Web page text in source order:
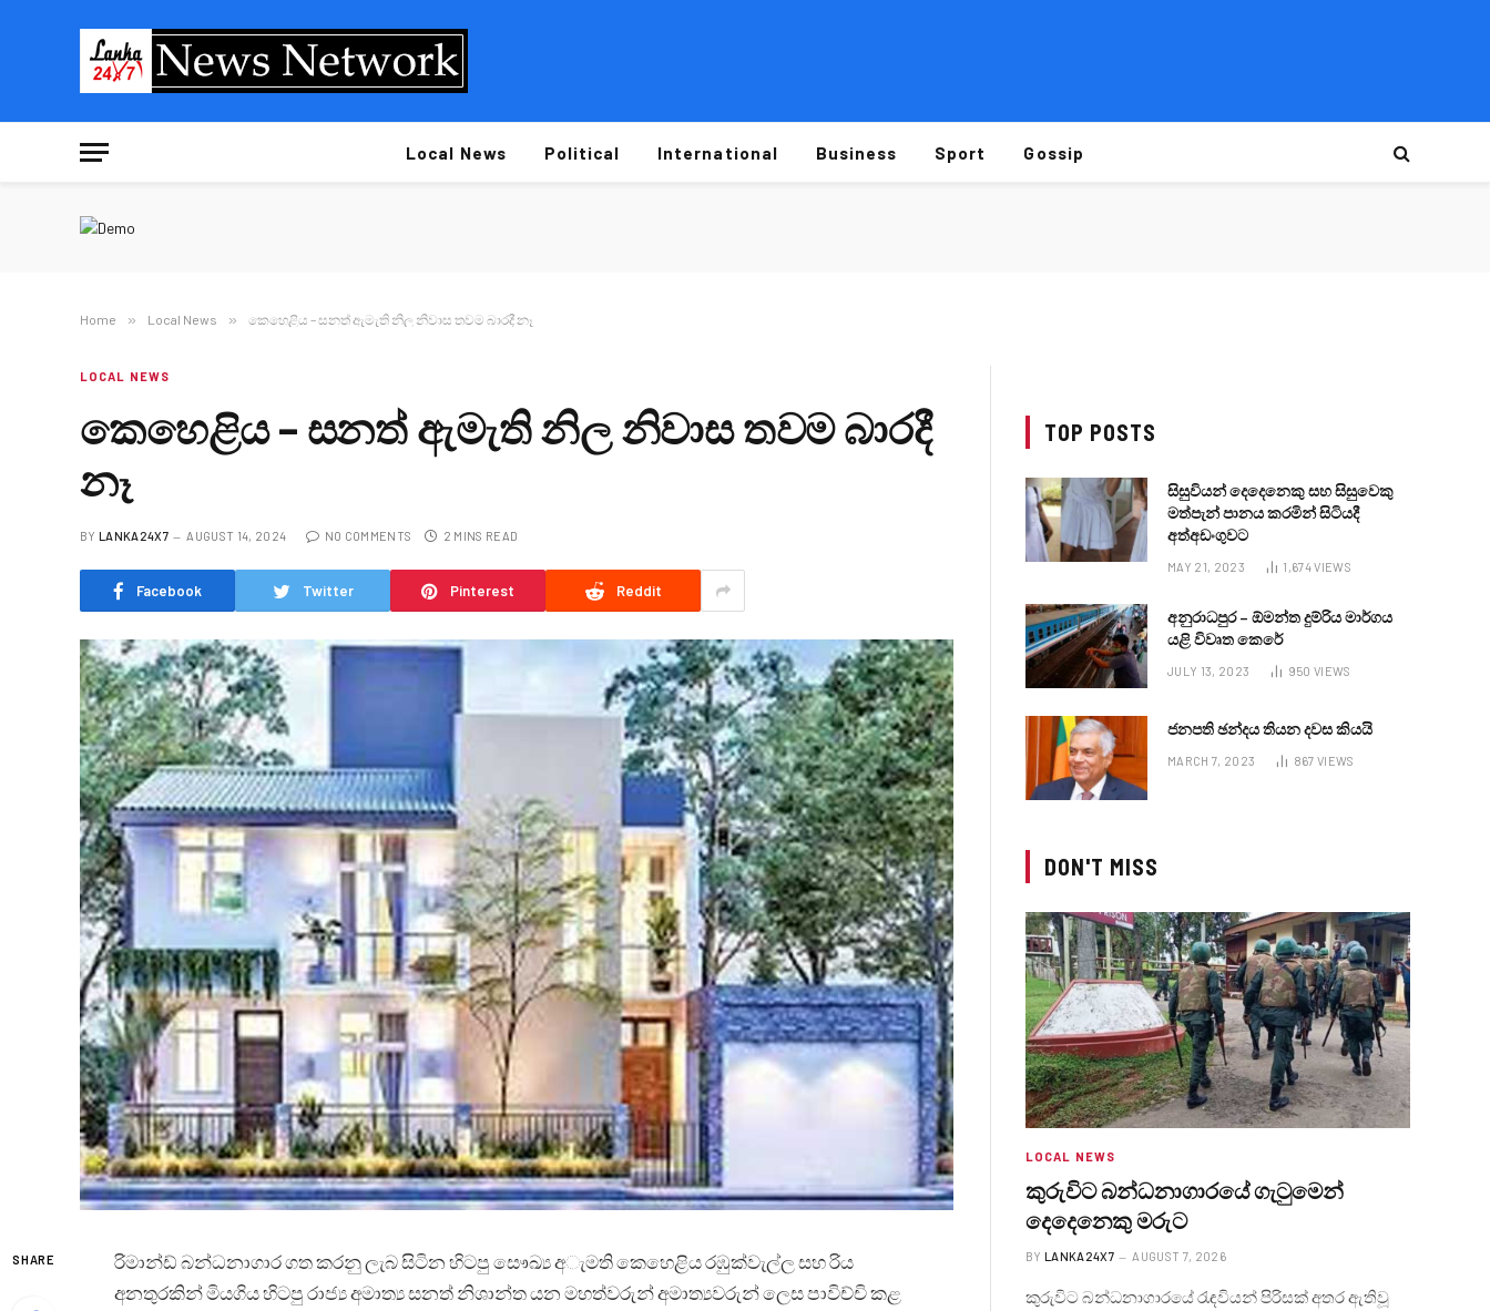
Local News Political International Business Sport Gossip
Home » Local News » කෙහෙළිය – සනත් ඇමැති නිල නිවාස තවම බාරදී නෑ
LOCAL NEWS
කෙහෙළිය – සනත් ඇමැති නිල නිවාස තවම බාරදී
නෑ
BY LANKA24X7 AUGUST 14, 2024 NO COMMENTS 2 MINS READ
Facebook Twitter Pinterest Reddit
SHARE
රිමාන්ඩ් බන්ධනාගාර ගත කරනු ලැබ සිටින හිටපු සෞඛ්‍ය අැමති කෙහෙළිය රඹුක්වැල්ල සහ රිය
අනතුරකින් මියගිය හිටපු රාජ්‍ය අමාත්‍ය සනත් නිශාන්ත යන මහත්වරුන් අමාත්‍යවරුන් ලෙස පාවිච්චි කළ
TOP POSTS
සිසුවියන් දෙදෙනෙකු සහ සිසුවෙකු
මත්පැන් පානය කරමින් සිටියදී
අත්අඩංගුවට
MAY 21, 2023 1,674VIEWS
අනුරාධපුර – ඕමන්ත දුම්රිය මාර්ගය
යළි විවෘත කෙරේ
JULY 13, 2023 950 VIEWS
ජනපති ඡන්දය තියන දවස කියයි
MARCH 7, 2023 867 VIEWS
DON'T MISS
LOCAL NEWS
කුරුවිට බන්ධනාගාරයේ ගැටුමෙන්
දෙදෙනෙකු මරුට
BY LANKA24X7 AUGUST 7, 2026
කුරුවිට බන්ධනාගාරයේ රැඳවියන් පිරිසක් අතර ඇතිවූ